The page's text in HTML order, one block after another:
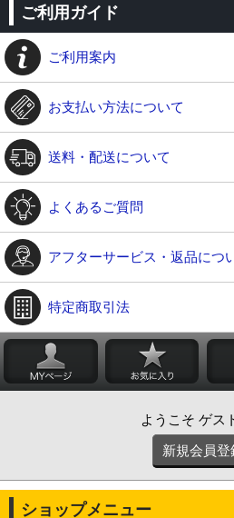
ご利用ガイド
ご利用案内
お支払い方法について
送料・配送について
よくあるご質問
アフターサービス・返品につ
特定商取引法
ようこそ ゲス
新規会員登
ショップメニュー